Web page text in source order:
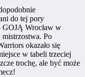
do tej pory
Wrocław w
Po
okazało się
w tabeli trzeciej
trochę, ale być może